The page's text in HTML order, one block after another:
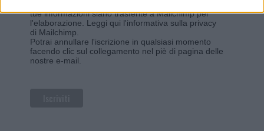
tue informazioni siano trasferite a Mailchimp per
l'elaborazione. Leggi qui l'informativa sulla privacy
di Mailchimp
Potrai annullare l'iscrizione in qualsiasi momento
facendo clic sul collegamento nel piè di pagina delle
nostre e-mail.